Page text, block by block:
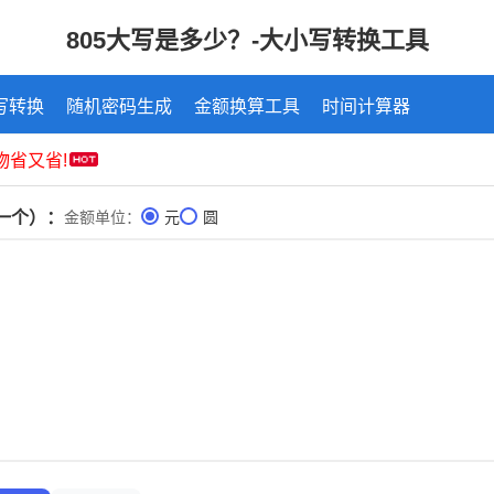
805大写是多少？-大小写转换工具
转换 随机密码生成 金额换算工具 时间计算器
）： 金额单位： 元 圆